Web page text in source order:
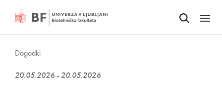
Odpri iskalnik
Odpri
Dogodki
20.05.2026 - 20.05.2026